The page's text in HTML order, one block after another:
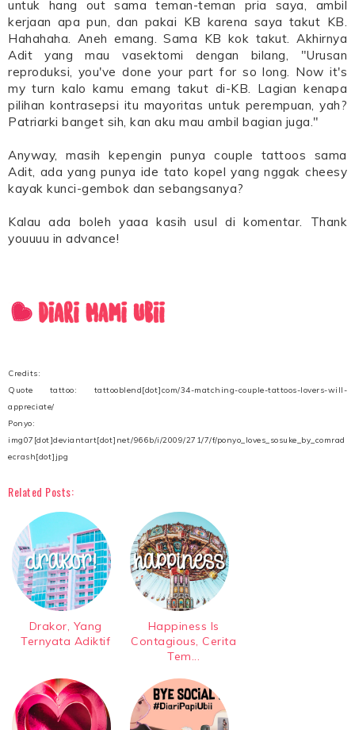
untuk hang out sama teman-teman pria saya, ambil
kerjaan apa pun, dan pakai KB karena saya takut KB.
Hahahaha. Aneh emang. Sama KB kok takut. Akhirnya
Adit yang mau vasektomi dengan bilang, "Urusan
reproduksi, you've done your part for so long. Now it's
my turn kalo kamu emang takut di-KB. Lagian kenapa
pilihan kontrasepsi itu mayoritas untuk perempuan, yah?
Patriarki banget sih, kan aku mau ambil bagian juga."
Anyway, masih kepengin punya couple tattoos sama
Adit, ada yang punya ide tato kopel yang nggak cheesy
kayak kunci-gembok dan sebangsanya?
Kalau ada boleh yaaa kasih usul di komentar. Thank
youuuu in advance!
Credits:
Quote tattoo: tattooblend[dot]com/34-matching-couple-tattoos-lovers-will-
appreciate/
Ponyo:
img07[dot]deviantart[dot]net/966b/i/2009/271/7/f/ponyo_loves_sosuke_by_comrad
ecrash[dot]jpg
Related Posts:
Drakor, Yang
Ternyata Adiktif
Happiness Is
Contagious, Cerita
Tem...